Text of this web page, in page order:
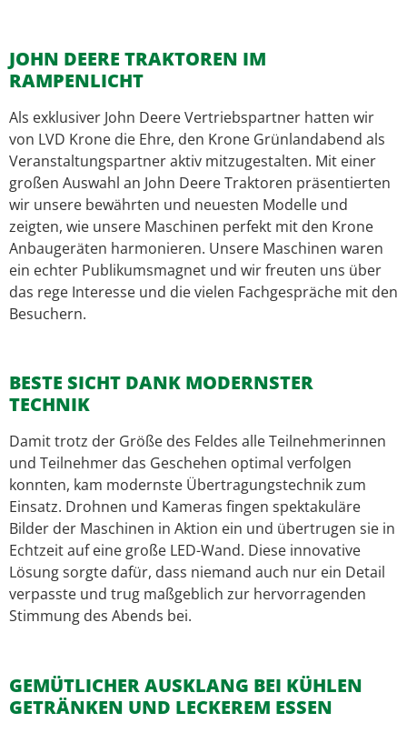
JOHN DEERE TRAKTOREN IM
RAMPENLICHT
Als exklusiver John Deere Vertriebspartner hatten wir
von LVD Krone die Ehre, den Krone Grünlandabend als
Veranstaltungspartner aktiv mitzugestalten. Mit einer
großen Auswahl an John Deere Traktoren präsentierten
wir unsere bewährten und neuesten Modelle und
zeigten, wie unsere Maschinen perfekt mit den Krone
Anbaugeräten harmonieren. Unsere Maschinen waren
ein echter Publikumsmagnet und wir freuten uns über
das rege Interesse und die vielen Fachgespräche mit den
Besuchern.
BESTE SICHT DANK MODERNSTER
TECHNIK
Damit trotz der Größe des Feldes alle Teilnehmerinnen
und Teilnehmer das Geschehen optimal verfolgen
konnten, kam modernste Übertragungstechnik zum
Einsatz. Drohnen und Kameras fingen spektakuläre
Bilder der Maschinen in Aktion ein und übertrugen sie in
Echtzeit auf eine große LED-Wand. Diese innovative
Lösung sorgte dafür, dass niemand auch nur ein Detail
verpasste und trug maßgeblich zur hervorragenden
Stimmung des Abends bei.
GEMÜTLICHER AUSKLANG BEI KÜHLEN
GETRÄNKEN UND LECKEREM ESSEN